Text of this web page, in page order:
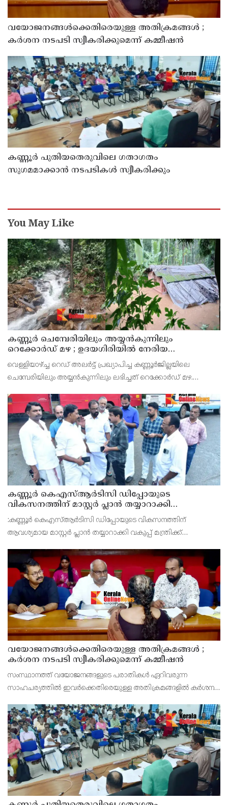
വയോജനങ്ങൾക്കെതിരെയുള്ള അതിക്രമങ്ങൾ ;
കർശന നടപടി സ്വീകരിക്കുമെന്ന് കമ്മീഷൻ
കണ്ണൂർ പുതിയതെരുവിലെ ഗതാഗതം
സുഗമമാക്കാന്‍ നടപടികള്‍ സ്വീകരിക്കും
You May Like
കണ്ണൂർ ചെമ്പേരിയിലും അയ്യൻകുന്നിലും
റെക്കോർഡ് മഴ ; ഉദയഗിരിയിൽ നേരിയ
ഉരുൾപൊട്ടൽ; 13 പേരെ ക്യാമ്പിലേക്ക് മാറ്റി
വെള്ളിയാഴ്ച്ച റെഡ് അലർട്ട് പ്രഖ്യാപിച്ച കണ്ണൂർജില്ലയിലെ
ചെമ്പേരിയിലും അയ്യൻകുന്നിലും ലഭിച്ചത് റെക്കോർഡ് മഴ.
മില്ലിമീറ്റർ മഴ ആ സമയം സംസ്ഥാനത്ത
കണ്ണൂർ കെഎസ്ആർടിസി ഡിപ്പോയുടെ
വികസനത്തിന് മാസ്റ്റർ പ്ലാൻ തയ്യാറാക്കി
സമർപ്പിക്കും : ടി ഒ മോഹനൻ എം എൽ എ
:കണ്ണൂർ കെഎസ്ആർടിസി ഡിപ്പോയുടെ വികസനത്തിന്
ആവശ്യമായ മാസ്റ്റർ പ്ലാൻ തയ്യാറാക്കി വകുപ്പ് മന്ത്രിക്ക്
ഡിപ്പോയ്ക്ക് നാല് ഏക്കറിൽ അധികം വരുന്ന സ്ഥലമുണ്ട്
വയോജനങ്ങൾക്കെതിരെയുള്ള അതിക്രമങ്ങൾ ;
കർശന നടപടി സ്വീകരിക്കുമെന്ന് കമ്മീഷൻ
സംസ്ഥാനത്ത് വയോജനങ്ങളുടെ പരാതികൾ ഏറിവരുന്ന
സാഹചര്യത്തിൽ ഇവർക്കെതിരെയുള്ള അതിക്രമങ്ങളിൽ കർശന
കെ. സോമപ്രസാദ്.